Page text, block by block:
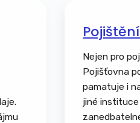
Nejen pro
Pojišťovna
pamatuje i
jiné